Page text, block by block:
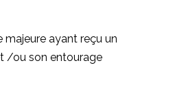
majeure ayant reçu un
/ou son entourage